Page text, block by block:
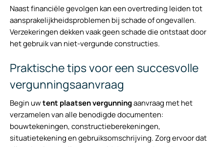
Naast financiële gevolgen kan een overtreding leiden tot
aansprakelijkheidsproblemen bij schade of ongevallen.
Verzekeringen dekken vaak geen schade die ontstaat door
het gebruik van niet-vergunde constructies.
Praktische tips voor een succesvolle
vergunningsaanvraag
Begin uwtent plaatsen vergunningaanvraag met het
verzamelen van alle benodigde documenten:
bouwtekeningen, constructieberekeningen,
situatietekening en gebruiksomschrijving. Zorg ervoor dat